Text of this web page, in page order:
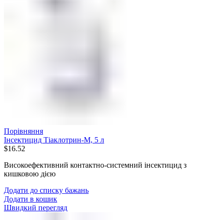
Порівняння
Інсектицид Тіаклотрин-М, 5 л
$16.52
Високоефективний контактно-системний інсектицид з
кишковою дією
Додати до списку бажань
Додати в кошик
Швидкий перегляд